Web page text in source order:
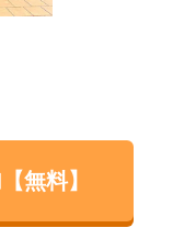
無料】